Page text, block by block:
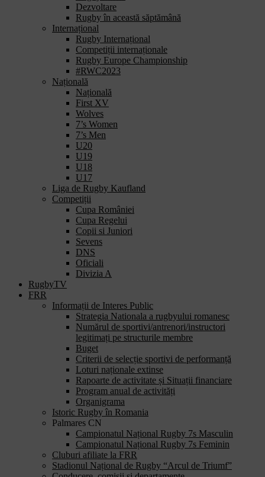
Dezvoltare
Rugby în această săptămână
Internațional
Rugby Internațional
Competiții internaționale
Rugby Europe Championship
#RWC2023
Națională
Națională
First XV
Wolves
7’s Women
7’s Men
U20
U19
U18
U17
Liga de Rugby Kaufland
Competiții
Cupa României
Cupa Regelui
Copii si Juniori
Sevens
DNS
Oficiali
Divizia A
RugbyTV
FRR
Informații de Interes Public
Strategia Nationala a rugbyului romanesc
Numărul de sportivi/antrenori/instructori
legitimați pe structurile membre
Buget
Criterii de selecție sportivi de performanță
Loturi naționale extinse
Rapoarte de activitate și Situații financiare
Program anual de activități
Organigrama
Istoric Rugby în Romania
Palmares CN
Campionatul Național Rugby 7s Masculin
Campionatul Național Rugby 7s Feminin
Cluburi afiliate la FRR
Stadionul Național de Rugby “Arcul de Triumf”